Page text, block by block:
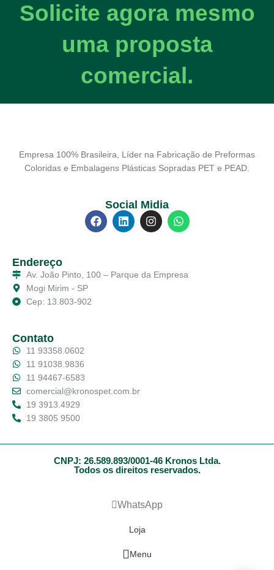
Solicite agora mesmo
uma proposta
comercial.
Empresa 100% Brasileira, Líder na Fabricação de Preformas
Coloridas e Embalagens Plásticas Sopradas PET e PEAD.
Social Midia
Endereço
Av. João Pinto, 100 – Parque da Empresa
Mogi Mirim - SP
Cep: 13.803-902
Contato
11 93358.0602
11 91038.9836
11 94467-6583
comercial@kronospet.com.br
19 3913.4929
19 3805 9500
CNPJ: 26.589.893/0001-46 Kronos Ltda.
Todos os direitos reservados.
WhatsApp
Loja
Menu